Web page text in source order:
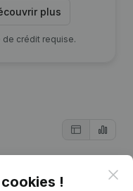
plus
de crédit requise.
2023 !